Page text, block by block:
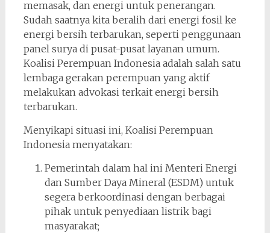
memasak, dan energi untuk penerangan.
Sudah saatnya kita beralih dari energi fosil ke
energi bersih terbarukan, seperti penggunaan
panel surya di pusat-pusat layanan umum.
Koalisi Perempuan Indonesia adalah salah satu
lembaga gerakan perempuan yang aktif
melakukan advokasi terkait energi bersih
terbarukan.
Menyikapi situasi ini, Koalisi Perempuan
Indonesia menyatakan:
Pemerintah dalam hal ini Menteri Energi
dan Sumber Daya Mineral (ESDM) untuk
segera berkoordinasi dengan berbagai
pihak untuk penyediaan listrik bagi
masyarakat;